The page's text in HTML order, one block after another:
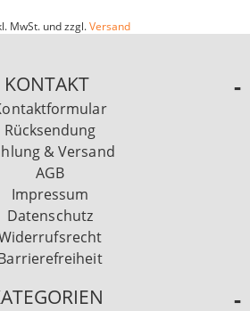
MwSt. und zzgl.Versand
KONTAKT
Rücksendung
& Versand
AGB
Impressum
Datenschutz